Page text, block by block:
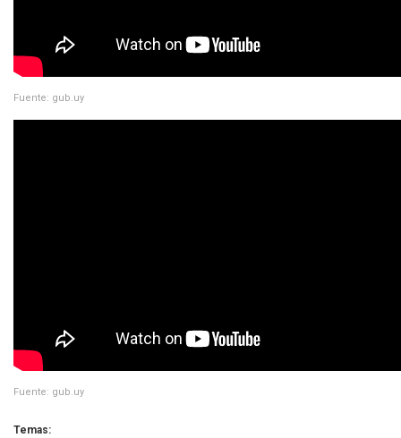
Fuente: gub.uy
Fuente: gub.uy
Temas: